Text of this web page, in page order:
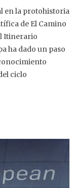
en la protohistoria
de El Camino
Itinerario
ha dado un paso
ciclo